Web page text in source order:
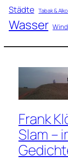
Städte Tabak &
Wasser
Frank
Slam –